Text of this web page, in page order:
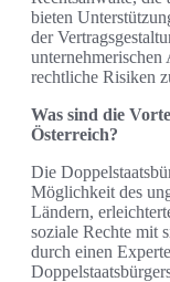
bieten
der
rechtliche Risiken
Was sind die
Österreich?
Die
Möglichkeit des
Ländern,
soziale Rechte mit
durch einen